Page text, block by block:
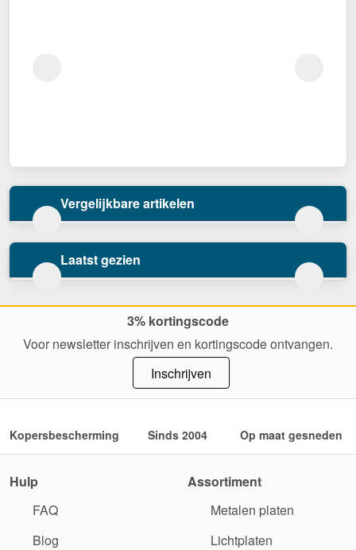
Vergelijkbare artikelen
Laatst gezien
3% kortingscode
Voor newsletter inschrijven en kortingscode ontvangen.
Inschrijven
Kopersbescherming Sinds 2004 Op maat gesneden
Hulp
FAQ
Blog
Assortiment
Metalen platen
Lichtplaten